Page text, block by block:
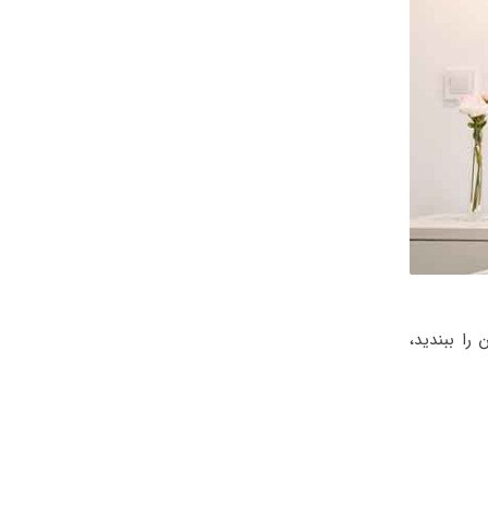
ببندید،